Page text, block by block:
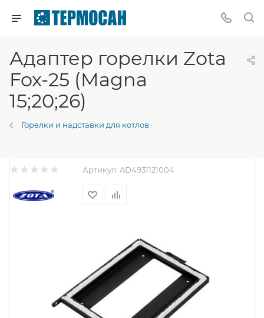
Адаптер горелки Zota
Fox-25 (Magna
15;20;26)
Горелки и надставки для котлов
Артикул: AD4931121004